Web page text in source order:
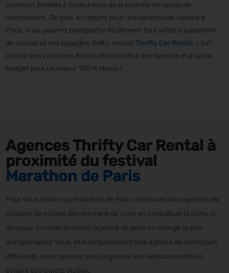
commun, bondés à toute heure de la journée en raison de
l’évènement. De plus, en optant pour une location de voiture à
Paris, vous pourrez transporter facilement tout votre équipement
de course et vos bagages. Enfin, choisirThrifty Car Rental, c’est
choisir des véhicules fiables et adaptés à vos besoins et à votre
budget pour un séjour 100 % réussi !
Agences Thrifty Car Rental à
proximité du festival
Marathon de Paris
Pour vous rendre au Marathon de Paris, retrouvez nos agences de
location de voiture des environs de Lyon en consultant la carte ci-
dessous. En sélectionnant l’agence de prise en charge la plus
pratique apour vous, et éventuellement une agence de restitution
différente, vous pourrez ainsi organiser vos déplacements en
évitant des trajets inutiles.